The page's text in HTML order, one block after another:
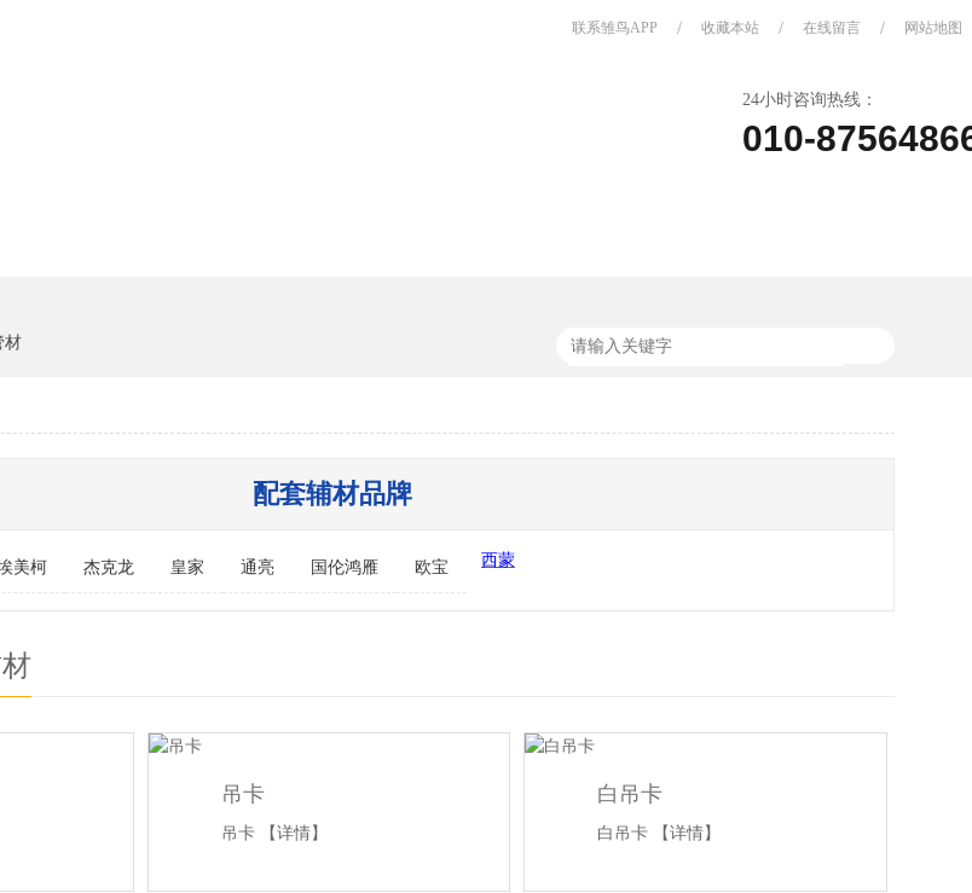
联系雏鸟APP / 收藏本站 / 在线留言 / 网站地图
24小时咨询热线：
010-
材
配套辅材品牌
美柯 杰克龙 皇家 通亮 国伦鸿雁 欧宝 西蒙
吊卡
吊卡 【详情】
白吊卡
白吊卡 【详情】